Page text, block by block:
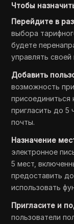
Чтобы
Перейдите в
выбора
будете
управлять
Добавить
возможность
пригласить до 5
почты.
Назначение
электронное
5 мест,
предоставить
использовать
Пригласите и
пользователи